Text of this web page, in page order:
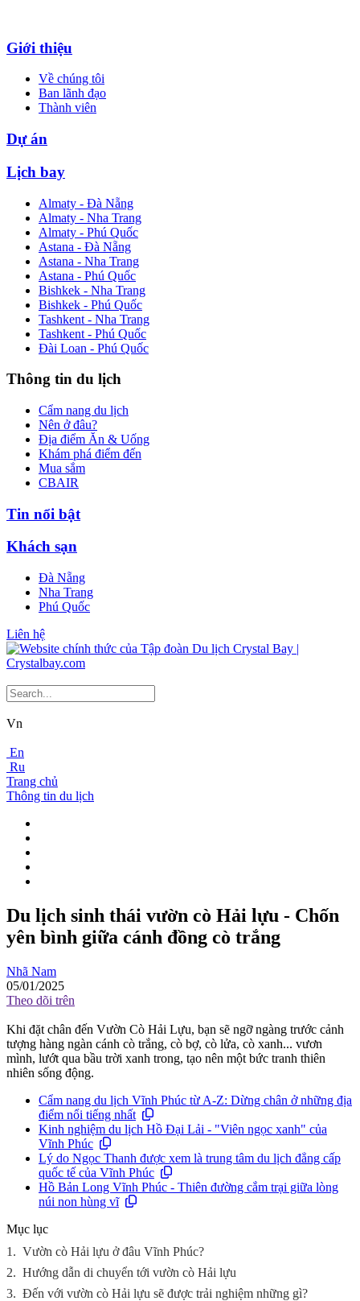
Giới thiệu
Về chúng tôi
Ban lãnh đạo
Thành viên
Dự án
Lịch bay
Almaty - Đà Nẵng
Almaty - Nha Trang
Almaty - Phú Quốc
Astana - Đà Nẵng
Astana - Nha Trang
Astana - Phú Quốc
Bishkek - Nha Trang
Bishkek - Phú Quốc
Tashkent - Nha Trang
Tashkent - Phú Quốc
Đài Loan - Phú Quốc
Thông tin du lịch
Cẩm nang du lịch
Nên ở đâu?
Địa điểm Ăn & Uống
Khám phá điểm đến
Mua sắm
CBAIR
Tin nổi bật
Khách sạn
Đà Nẵng
Nha Trang
Phú Quốc
Liên hệ
Vn
En
Ru
Trang chủ
Thông tin du lịch
Du lịch sinh thái vườn cò Hải lựu - Chốn
yên bình giữa cánh đồng cò trắng
Nhã Nam
05/01/2025
Theo dõi trên
Khi đặt chân đến Vườn Cò Hải Lựu, bạn sẽ ngỡ ngàng trước cảnh
tượng hàng ngàn cánh cò trắng, cò bợ, cò lửa, cò xanh... vươn
mình, lướt qua bầu trời xanh trong, tạo nên một bức tranh thiên
nhiên sống động.
Cẩm nang du lịch Vĩnh Phúc từ A-Z: Dừng chân ở những địa
điểm nổi tiếng nhất
Kinh nghiệm du lịch Hồ Đại Lải - "Viên ngọc xanh" của
Vĩnh Phúc
Lý do Ngọc Thanh được xem là trung tâm du lịch đẳng cấp
quốc tế của Vĩnh Phúc
Hồ Bản Long Vĩnh Phúc - Thiên đường cắm trại giữa lòng
núi non hùng vĩ
Mục lục
1. Vườn cò Hải lựu ở đâu Vĩnh Phúc?
2. Hướng dẫn di chuyển tới vườn cò Hải lựu
3. Đến với vườn cò Hải lựu sẽ được trải nghiệm những gì?